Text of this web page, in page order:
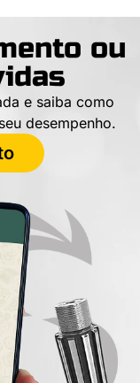
ou
e saiba como
desempenho.